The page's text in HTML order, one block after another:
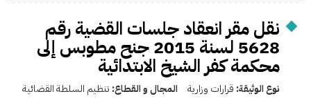
نقل مقر انعقاد جلسات القضية رقم
5628 لسنة 2015 جنح مطوبس إلى
محكمة كفر الشيخ الابتدائية
نوع الوثيقة: قرارات وزارية المجال و القطاع: تنظيم السلطة القضائية